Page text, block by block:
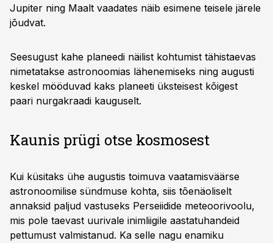
Jupiter ning Maalt vaadates näib esimene teisele järele
jõudvat.
Seesugust kahe planeedi näilist kohtumist tähistaevas
nimetatakse astronoomias lähenemiseks ning augusti
keskel mööduvad kaks planeeti üksteisest kõigest
paari nurga­kraadi kauguselt.
Kaunis prügi otse kosmosest
Kui küsitaks ühe augustis toimuva vaatamis­väärse
astronoomilise sündmuse kohta, siis tõenäoliselt
annaksid paljud vastuseks Perseiidide meteoorivoolu,
mis pole taevast uurivale inim­liigile aastatuhandeid
pettumust valmistanud. Ka selle nagu enamiku